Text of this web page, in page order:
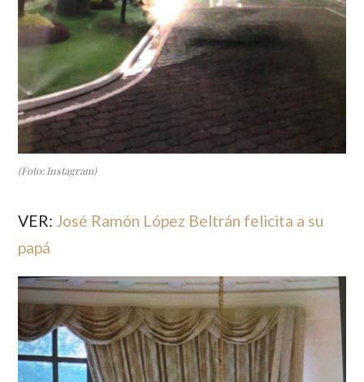
(Foto: Instagram)
VER: José Ramón López Beltrán felicita a su
papá